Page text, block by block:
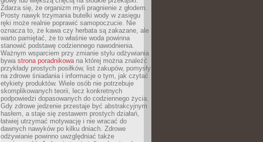
Zdarza się, że organizm myli pragnienie z głodem.
Prosty nawyk trzymania butelki wody w zasięgu
ręki może realnie poprawić samopoczucie. Nie
oznacza to, że kawa czy herbata są zakazane, ale
warto pamiętać, że to właśnie woda powinna
stanowić podstawę codziennego nawodnienia.
Ważnym wsparciem przy zmianie stylu odżywiania
bywa strona poradnikowana której można znaleźć
przykłady prostych posiłków, list zakupów, pomysły
na zdrowe śniadania i informacje o tym, jak czytać
etykiety produktów. Wiele osób nie potrzebuje
skomplikowanych teorii, lecz konkretnych
podpowiedzi dopasowanych do codziennego życia.
Gdy zdrowe jedzenie przestaje być abstrakcyjnym
hasłem, a staje się zestawem prostych działań,
łatwiej utrzymać motywację i nie wracać do
dawnych nawyków po kilku dniach. Zdrowe
odżywianie powinno uwzględniać także